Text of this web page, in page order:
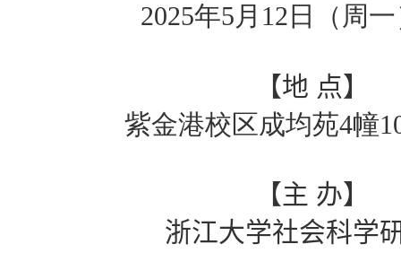
2025年5 月 12 日（周
【地 点】
紫金港校区成均苑4幢
【主 办】
浙江大学社会科学